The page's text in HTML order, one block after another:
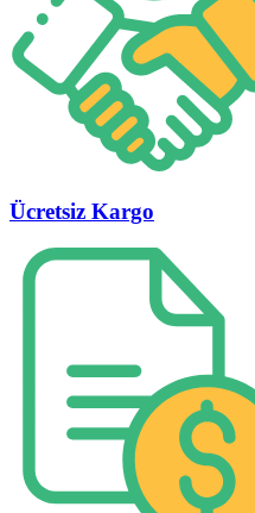
Ücretsiz Kargo